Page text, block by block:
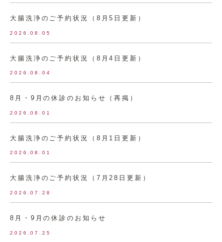
大腸洗浄のご予約状況（8月5日更新）
2026.08.05
大腸洗浄のご予約状況（8月4日更新）
2026.08.04
8月・9月の休診のお知らせ（再掲）
2026.08.01
大腸洗浄のご予約状況（8月1日更新）
2026.08.01
大腸洗浄のご予約状況（7月28日更新）
2026.07.28
8月・9月の休診のお知らせ
2026.07.25